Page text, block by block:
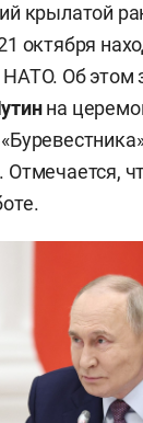
крылатой
октября
Об этом
на
. Отмечается,